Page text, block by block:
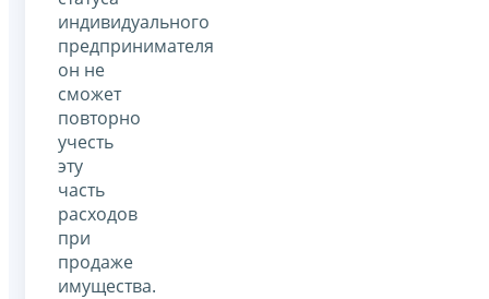
индивидуального
предпринимателя
он не
сможет
повторно
учесть
эту
часть
расходов
при
продаже
имущества.